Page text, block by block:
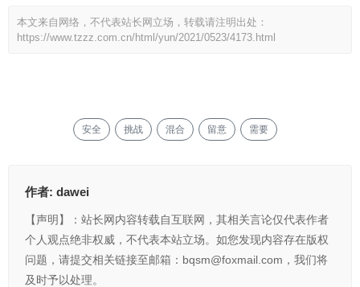
本文来自网络，不代表站长网立场，转载请注明出处：
https://www.tzzz.com.cn/html/yun/2021/0523/4173.html
安全 挑战 混合 留意 需要
作者: dawei
【声明】：站长网内容转载自互联网，其相关言论仅代表作者
个人观点绝非权威，不代表本站立场。如您发现内容存在版权
问题，请提交相关链接至邮箱：bqsm@foxmail.com，我们将
及时予以处理。